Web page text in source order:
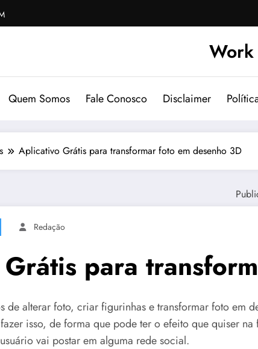
Quem Somos Fale Conosco Disclaimer
Aplicativo Grátis para transformar foto em desenho 3D
Redação
para
alterar foto, criar figurinhas e transformar foto em
isso, de forma que pode ter o efeito que quiser
vai postar em alguma rede social.